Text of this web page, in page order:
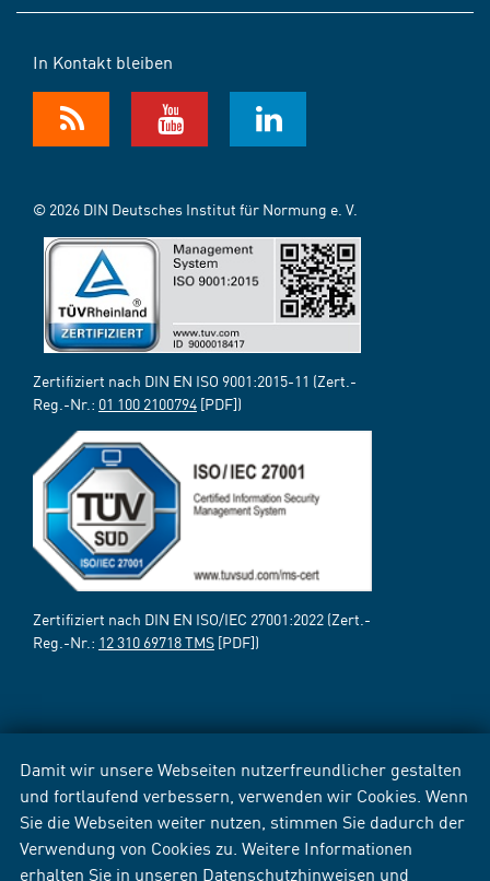
Damit wir unsere Webseiten nutzerfreundlicher gestalten
und fortlaufend verbessern, verwenden wir Cookies. Wenn
Sie die Webseiten weiter nutzen, stimmen Sie dadurch der
Verwendung von Cookies zu. Weitere Informationen
erhalten Sie in unseren Datenschutzhinweisen und
In Kontakt bleiben
© 2026 DIN Deutsches Institut für Normung e. V.
Zertifiziert nach DIN EN ISO 9001:2015-11 (Zert.-
Reg.-Nr.: 01 100 2100794 [PDF])
Zertifiziert nach DIN EN ISO/IEC 27001:2022 (Zert.-
Reg.-Nr.: 12 310 69718 TMS [PDF])